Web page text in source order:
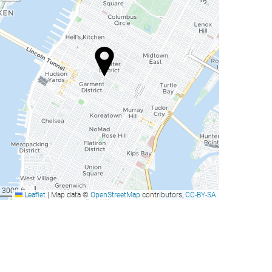
3000 ftLeaflet Map data © OpenStreetMap contributors, CC-BY-SA